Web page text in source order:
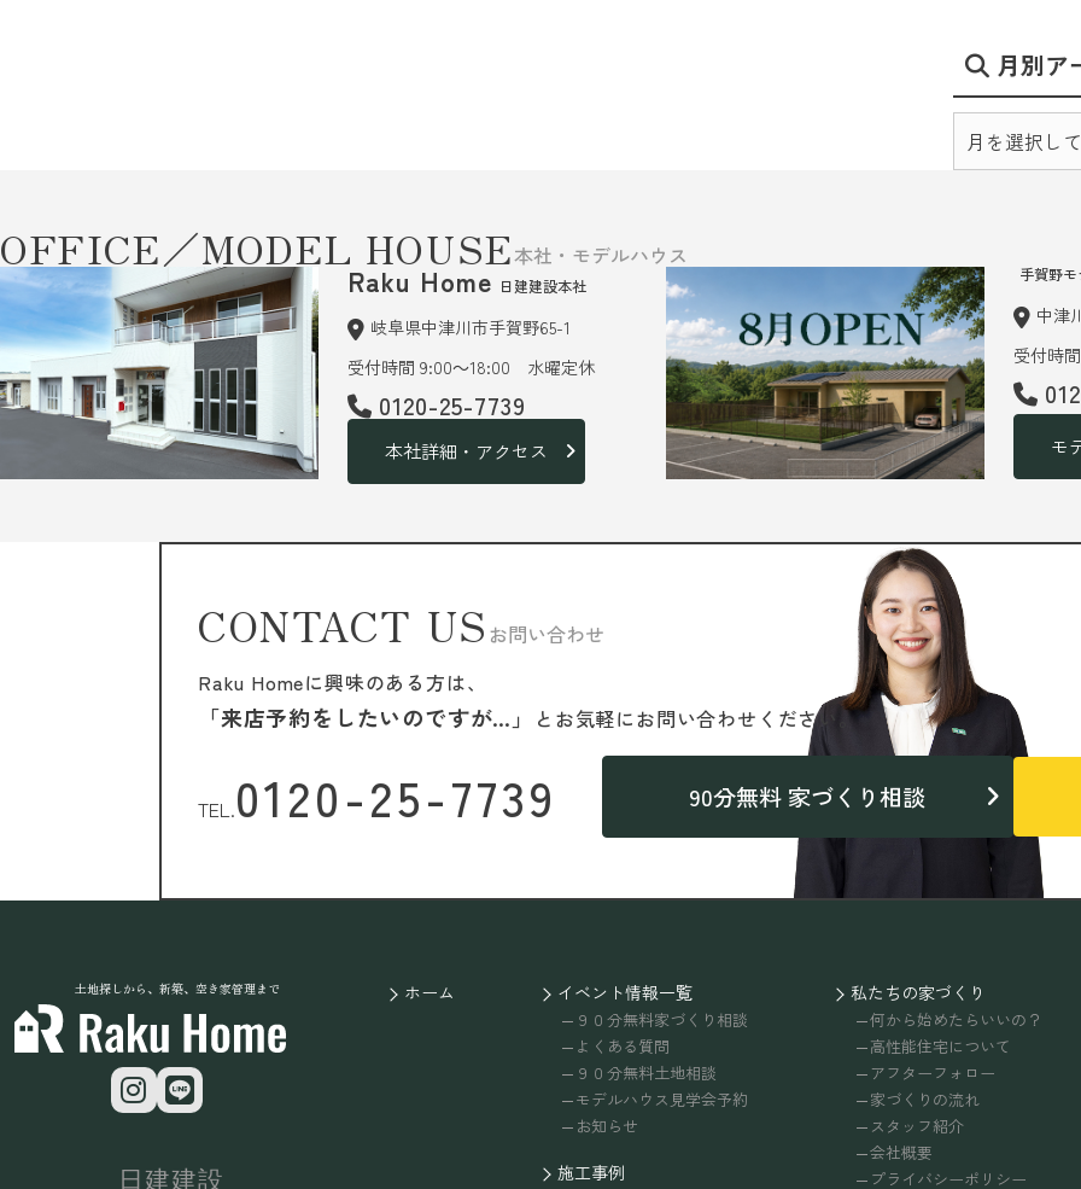
月別ア
OFFICE／MODEL HOUSE本社・モデルハウス
Raku Home 日建建設本社
岐阜県中津川市手賀野65-1
受付時間 9:00～18:00 水曜定休
0120-25-7739
本社詳細・アクセス
手賀野
中津
受付時
モ
CONTACT US お問い合わせ
Raku Homeに興味のある方は、
「来店予約をしたいのですが…」 と お気軽にお問い合わせください。
TEL.0120-25-7739 90分無料 家づくり相談
土地探しから、新築、空き家管理まで ホーム イベント情報一覧
９０分無料家づくり相談
よくある質問
９０分無料土地相談
モデルハウス見学会予約
お知らせ
施工事例
私たちの家づくり
何から始めたらいいの？
高性能住宅について
アフターフォロー
家づくりの流れ
スタッフ紹介
会社概要
プライバシーポリシー
日建建設